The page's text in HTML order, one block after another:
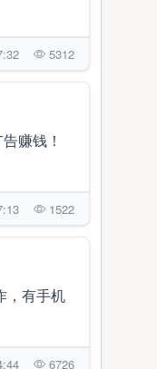
5312
赚钱！
1522
，有手机
6726